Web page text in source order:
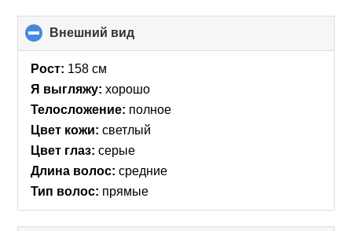
Внешний вид
to
Рост: 158 см
Я выгляжу: хорошо
Телосложение: полное
Цвет кожи: светлый
Цвет глаз: серые
Длина волос: средние
Тип волос: прямые